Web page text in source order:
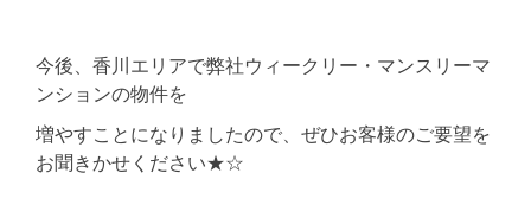
今後、香川エリアで弊社ウィークリー・マンスリーマ
ンションの物件を
増やすことになりましたので、ぜひお客様のご要望を
お聞きかせください★☆